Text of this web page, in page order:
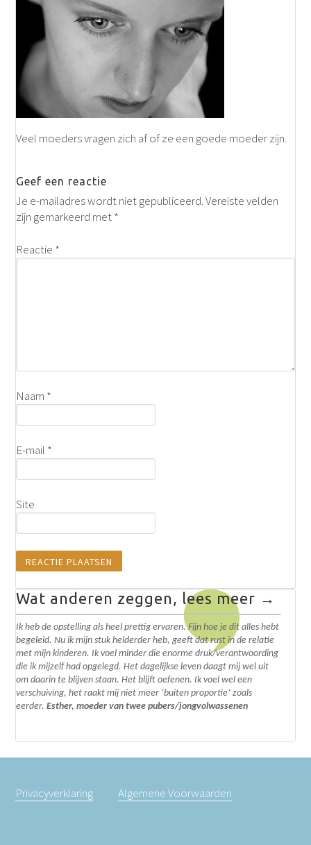
Veel moeders vragen zich af of ze een goede moeder zijn.
Geef een reactie
Je e-mailadres wordt niet gepubliceerd.Vereiste velden
zijn gemarkeerd met*
Reactie *
Naam *
E-mail *
Site
Wat anderen zeggen, lees meer →
Ik heb de opstelling als heel prettig ervaren. Fijn hoe je dit alles hebt
begeleid. Nu ik mijn stuk helderder heb, geeft dat rust in de relatie
met mijn kinderen. Ik voel minder die enorme druk/verantwoording
die ik mijzelf had opgelegd.Het dagelijkse leven daagt mij wel uit
om daarin te blijven staan. Het blijft oefenen. Ik voel wel een
verschuiving, het raakt mij niet meer ‘buiten proportie’ zoals
eerder.Esther, moeder van twee pubers/jongvolwassenen
Privacyverklaring Algemene Voorwaarden